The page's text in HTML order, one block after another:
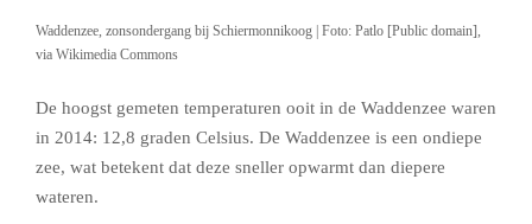
Waddenzee, zonsondergang bij Schiermonnikoog | Foto: Patlo [Public domain],
via Wikimedia Commons
De hoogst gemeten temperaturen ooit in de Waddenzee waren
in 2014: 12,8 graden Celsius. De Waddenzee is een ondiepe
zee, wat betekent dat deze sneller opwarmt dan diepere
wateren.